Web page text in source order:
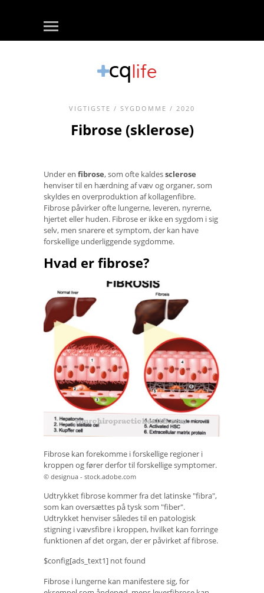
VIGTIGSTE / SYGDOMME / 2020
Fibrose (sklerose)
Under en fibrose, som ofte kaldessclerose
henviser til en hærdning af væv og organer, som
skyldes en overproduktion af kollagenfibre.
Fibrose påvirker ofte lungerne, leveren, nyrerne,
hjertet eller huden. Fibrose er ikke en sygdom i sig
selv, men snarere et symptom, der kan have
forskellige underliggende sygdomme.
Hvad er fibrose?
Fibrose kan forekomme i forskellige regioner i
kroppen og fører derfor til forskellige symptomer.
© designua - stock.adobe.com
Udtrykket fibrose kommer fra det latinske "fibra",
som kan oversættes på tysk som "fiber".
Udtrykket henviser således til en patologisk
stigning i vævsfibre i kroppen, hvilket kan forringe
funktionen af ​​det organ, der er påvirket af fibrose.
$config[ads_text1] not found
Fibrose i lungerne kan manifestere sig, for